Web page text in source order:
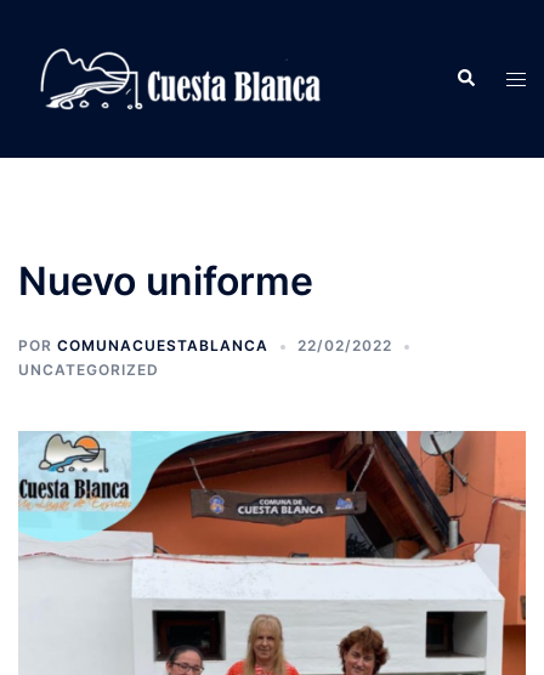
contenido
Buscar
Nuevo uniforme
POR COMUNACUESTABLANCA
22/02/2022
UNCATEGORIZED